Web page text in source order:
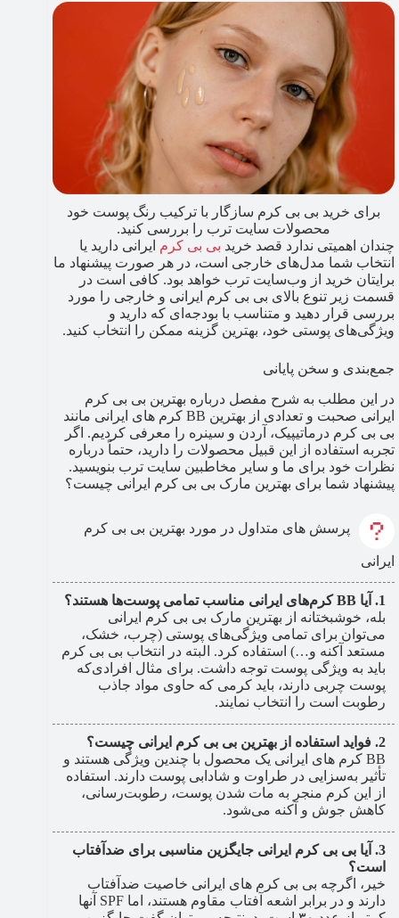
برای خرید بی بی کرم سازگار با ترکیب رنگ پوست خود
محصولات سایت ترب را بررسی کنید.
چندان اهمیتی ندارد قصد خرید بی بی کرم ایرانی دارید یا
انتخاب شما مدل‌های خارجی است، در هر صورت پیشنهاد ما
برایتان خرید از وب‌سایت ترب خواهد بود. کافی است در
قسمت زیر تنوع بالای بی بی کرم ایرانی و خارجی را مورد
بررسی قرار دهید و متناسب با بودجه‌ای که دارید و
ویژگی‌های پوستی خود، بهترین گزینه ممکن را انتخاب کنید.
جمع‌بندی و سخن پایانی
در این مطلب به شرح مفصل درباره بهترین بی بی کرم
ایرانی صحبت و تعدادی از بهترین BB کرم های ایرانی مانند
بی بی کرم درماتیپیک، آردن و سینره را معرفی کردیم. اگر
تجربه استفاده از این قبیل محصولات را دارید، حتماً درباره
نظرات خود برای ما و سایر مخاطبین سایت ترب بنویسید.
پیشنهاد شما برای بهترین مارک بی بی کرم ایرانی چیست؟
پرسش های متداول در مورد بهترین بی بی کرم
ایرانی
آیا BB کرم‌های ایرانی مناسب تمامی پوست‌ها هستند؟
بله، خوشبختانه از بهترین مارک بی بی کرم ایرانی
می‌توان برای تمامی ویژگی‌های پوستی (چرب، خشک،
مستعد آکنه و…) استفاده کرد. البته در انتخاب بی بی کرم
باید به ویژگی پوست توجه داشت. برای مثال افرادی‌که
پوست چربی دارند، باید کرمی که حاوی مواد جاذب
رطوبت است را انتخاب نمایند.
فواید استفاده از بهترین بی بی کرم ایرانی چیست؟
BB کرم های ایرانی یک محصول با چندین ویژگی هستند و
تأثیر به‌سزایی در طراوت و شادابی پوست دارند. استفاده
از این کرم منجر به مات شدن پوست، رطوبت‌رسانی،
کاهش جوش و آکنه می‌شود.
آیا بی بی کرم ایرانی جایگزین مناسبی برای ضدآفتاب
است؟
خیر، اگرچه بی بی کرم های ایرانی خاصیت ضدآفتاب
دارند و در برابر اشعه آفتاب مقاوم هستند، اما SPF آنها